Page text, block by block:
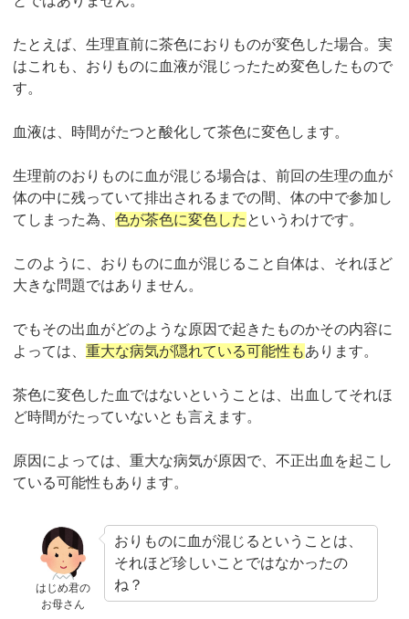
たとえば、生理直前に茶色におりものが変色した場合。実
はこれも、おりものに血液が混じったため変色したもので
す。
血液は、時間がたつと酸化して茶色に変色します。
生理前のおりものに血が混じる場合は、前回の生理の血が
体の中に残っていて排出されるまでの間、体の中で参加し
てしまった為、色が茶色に変色した というわけです。
このように、おりものに血が混じること自体は、それほど
大きな問題ではありません。
でもその出血がどのような原因で起きたものかその内容に
よっては、重大な病気が隠れている可能性もあります。
茶色に変色した血ではないということは、出血してそれほ
ど時間がたっていないとも言えます。
原因によっては、重大な病気が原因で、不正出血を起こし
ている可能性もあります。
はじめ君の
お母さん
おりものに血が混じるということは、
それほど珍しいことではなかったの
ね？